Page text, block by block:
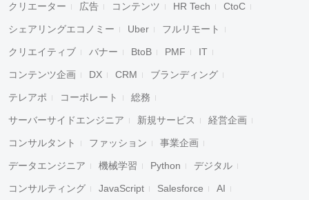
クリエーター 広告 コンテンツ HR Tech CtoC
シェアリングエコノミー Uber フルリモート
クリエイティブ バナー BtoB PMF IT
コンテンツ企画 DX CRM ブランディング
テレアポ コーポレート 総務
サーバーサイドエンジニア 新規サービス 経営企画
コンサルタント ファッション 事業企画
データエンジニア 機械学習 Python デジタル
コンサルティング JavaScript Salesforce AI